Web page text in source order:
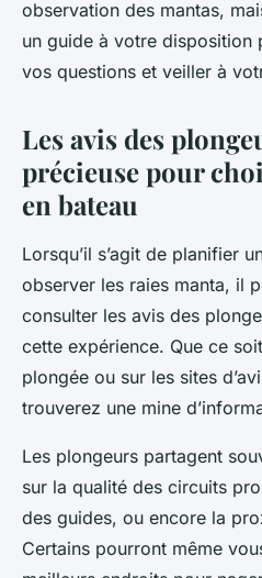
observation des mantas,
un guide à votre disposition
vos questions et veiller à
Les avis des
précieuse pour
en bateau
Lorsqu’il s’agit de planifier
observer les raies manta, il
consulter les avis des
cette expérience. Que ce
plongée ou sur les sites
trouverez une mine
Les plongeurs partagent
sur la qualité des circuits
des guides, ou encore la
Certains pourront même